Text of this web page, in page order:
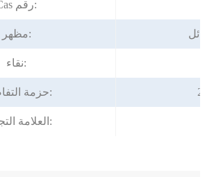
Cas رقم:
مظهر:
نقاء:
حزمة التفاصيل:
العلامة التجارية: